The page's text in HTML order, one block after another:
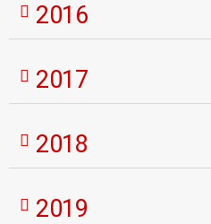
2016
2017
2018
2019